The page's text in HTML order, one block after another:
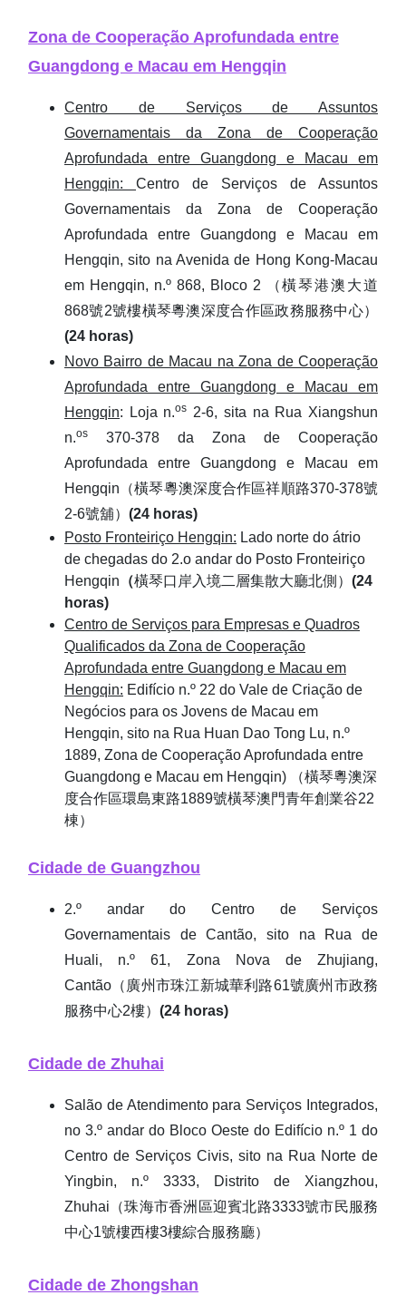
Zona de Cooperação Aprofundada entre
Guangdong e Macau em Hengqin
Centro de Serviços de Assuntos
Governamentais da Zona de Cooperação
Aprofundada entre Guangdong e Macau em
Hengqin: Centro de Serviços de Assuntos
Governamentais da Zona de Cooperação
Aprofundada entre Guangdong e Macau em
Hengqin, sito na Avenida de Hong Kong-Macau
em Hengqin, n.º 868, Bloco 2 （橫琴港澳大道
868號2號樓橫琴粵澳深度合作區政務服務中心）
(24 horas)
Novo Bairro de Macau na Zona de Cooperação
Aprofundada entre Guangdong e Macau em
Hengqin: Loja n.os 2-6, sita na Rua Xiangshun
n.os
370-378 da Zona de Cooperação
Aprofundada entre Guangdong e Macau em
Hengqin（橫琴粵澳深度合作區祥順路370-378號
2-6號舖） (24 horas)
Posto Fronteiriço Hengqin: Lado norte do átrio
de chegadas do 2.o andar do Posto Fronteiriço
Hengqin （橫琴口岸入境二層集散大廳北側） (24
horas)
Centro de Serviços para Empresas e Quadros
Qualificados da Zona de Cooperação
Aprofundada entre Guangdong e Macau em
Hengqin: Edifício n.º 22 do Vale de Criação de
Negócios para os Jovens de Macau em
Hengqin, sito na Rua Huan Dao Tong Lu, n.º
1889, Zona de Cooperação Aprofundada entre
Guangdong e Macau em Hengqin) （橫琴粵澳深
度合作區環島東路1889號橫琴澳門青年創業谷22
棟）
Cidade de Guangzhou
2.º andar do Centro de Serviços
Governamentais de Cantão, sito na Rua de
Huali, n.º 61, Zona Nova de Zhujiang,
Cantão（廣州市珠江新城華利路61號廣州市政務
服務中心2樓） (24 horas)
Cidade de Zhuhai
Salão de Atendimento para Serviços Integrados,
no 3.º andar do Bloco Oeste do Edifício n.º 1 do
Centro de Serviços Civis, sito na Rua Norte de
Yingbin, n.º 3333, Distrito de Xiangzhou,
Zhuhai（珠海市香洲區迎賓北路3333號市民服務
中心1號樓西樓3樓綜合服務廳）
Cidade de Zhongshan